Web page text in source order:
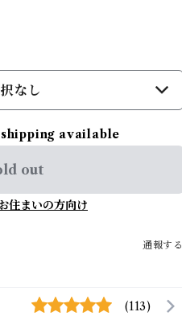
なし
available
out
住まいの方向け
通報する
(113)